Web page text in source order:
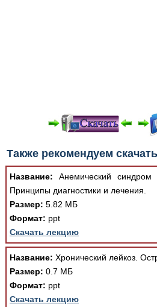
При просмотре в режиме
различные ошибки отображения
отсутствия поддержки Вашим
изменения размеров
скачивании документа данная
программным обеспечением
Также рекомендуем
Название: Анемический синдром
Принципы диагностики и лечения.
Размер: 5.82 МБ
Формат: ppt
Скачать лекцию
Название: Хронический лейкоз.
Размер: 0.7 МБ
Формат: ppt
Скачать лекцию